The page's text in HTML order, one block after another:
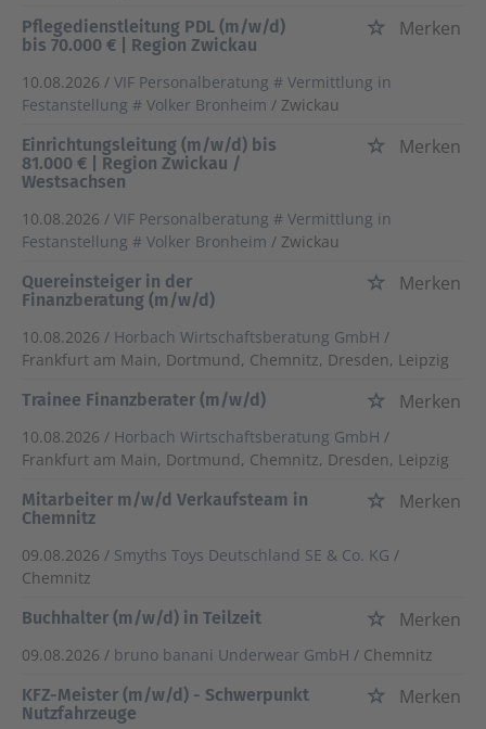
Pflegedienstleitung PDL (m/w/d)
bis 70.000 € | Region Zwickau
Merken
10.08.2026 / VIF Personalberatung # Vermittlung in
Festanstellung # Volker Bronheim / Zwickau
Einrichtungsleitung (m/w/d) bis
81.000 € | Region Zwickau /
Westsachsen
Merken
10.08.2026 / VIF Personalberatung # Vermittlung in
Festanstellung # Volker Bronheim / Zwickau
Quereinsteiger in der
Finanzberatung (m/w/d)
Merken
10.08.2026 / Horbach Wirtschaftsberatung GmbH /
Frankfurt am Main, Dortmund, Chemnitz, Dresden, Leipzig
Trainee Finanzberater (m/w/d)
Merken
10.08.2026 / Horbach Wirtschaftsberatung GmbH /
Frankfurt am Main, Dortmund, Chemnitz, Dresden, Leipzig
Mitarbeiter m/w/d Verkaufsteam in
Chemnitz
Merken
09.08.2026 / Smyths Toys Deutschland SE & Co. KG /
Chemnitz
Buchhalter (m/w/d) in Teilzeit
Merken
09.08.2026 / bruno banani Underwear GmbH / Chemnitz
KFZ-Meister (m/w/d) - Schwerpunkt
Nutzfahrzeuge
Merken